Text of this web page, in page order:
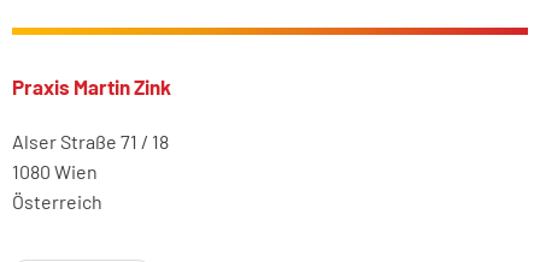
Praxis Martin Zink
Alser Straße 71 / 18
1080 Wien
Österreich